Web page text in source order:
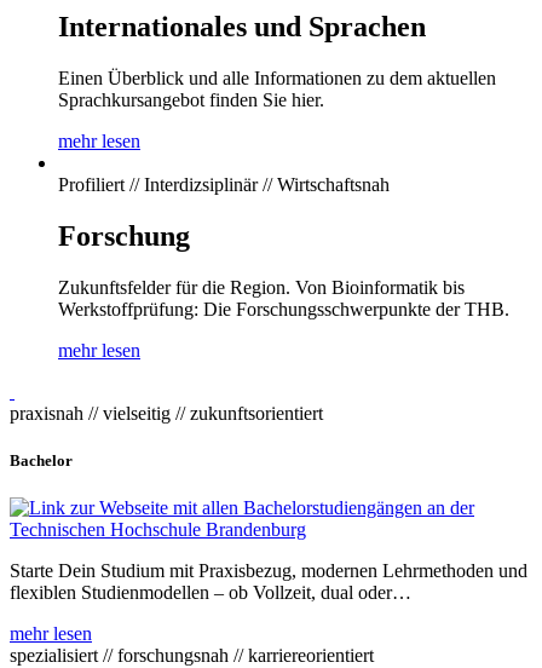
Internationales und Sprachen
Einen Überblick und alle Informationen zu dem aktuellen
Sprachkursangebot finden Sie hier.
mehr lesen
Profiliert // Interdizsiplinär // Wirtschaftsnah
Forschung
Zukunftsfelder für die Region. Von Bioinformatik bis
Werkstoffprüfung: Die Forschungsschwerpunkte der THB.
mehr lesen
praxisnah // vielseitig // zukunftsorientiert
Bachelor
Starte Dein Studium mit Praxisbezug, modernen Lehrmethoden und
flexiblen Studienmodellen – ob Vollzeit, dual oder…
mehr lesen
spezialisiert // forschungsnah // karriereorientiert